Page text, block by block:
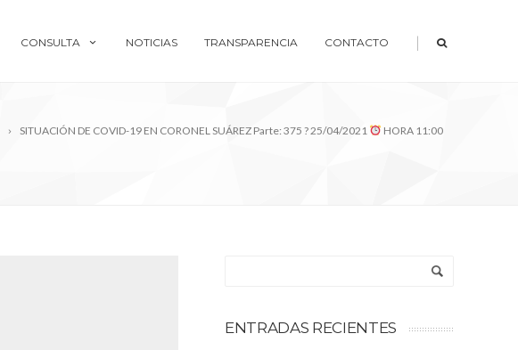
CONSULTA NOTICIAS TRANSPARENCIA CONTACTO |
SITUACIÓN DE COVID-19 EN CORONEL SUÁREZ Parte: 375 ? 25/04/2021 HORA 11:00
ENTRADAS RECIENTES